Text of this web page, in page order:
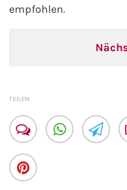
empfohlen.
TEILEN